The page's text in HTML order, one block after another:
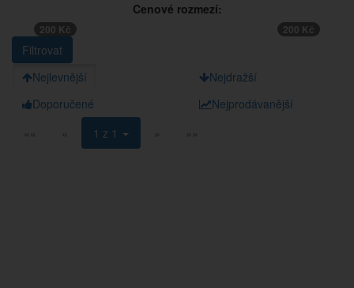
Cenové rozmezí:
200 Kč 200 Kč
Nejlevnější
Nejdražší
Doporučené
Nejprodávanější
««
« 1 z 1 » »»